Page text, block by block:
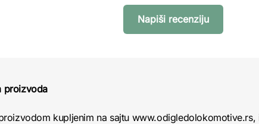
Napiši recenziju
proizvoda
kupljenim na sajtu